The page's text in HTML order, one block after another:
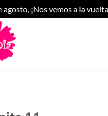
¡Nos vemos a la